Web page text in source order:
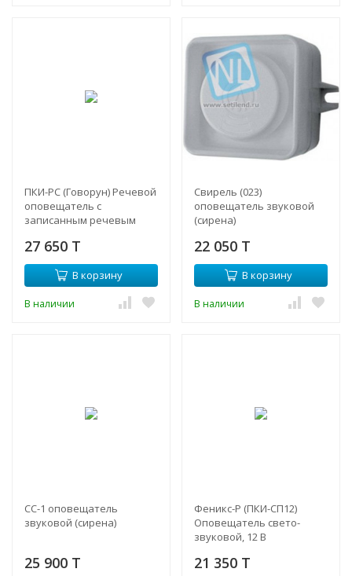
ПКИ-РС (Говорун) Речевой
оповещатель с
записанным речевым
27 650 T
В корзину
В наличии
Свирель (023)
оповещатель звуковой
(сирена)
22 050 T
В корзину
В наличии
СС-1 оповещатель
звуковой (сирена)
25 900 T
Феникс-Р (ПКИ-СП12)
Оповещатель свето-
звуковой, 12 В
21 350 T